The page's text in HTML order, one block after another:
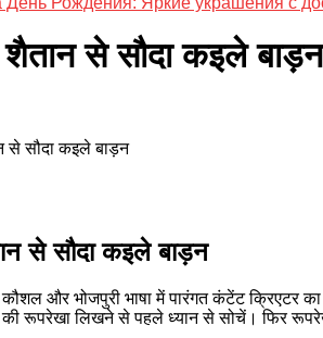
से सौदा कइले बाड़न
से सौदा कइले बाड़न
से सौदा कइले बाड़न
और भोजपुरी भाषा में पारंगत कंटेंट क्रिएटर
रूपरेखा लिखने से पहले ध्यान से सोचें। फिर